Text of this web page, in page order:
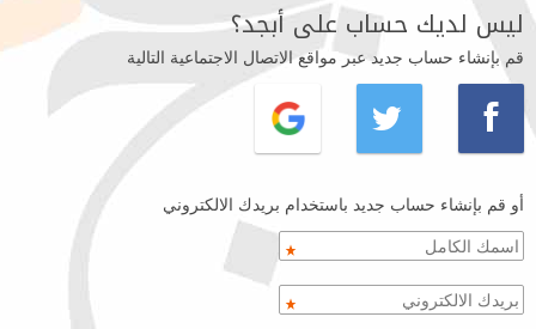
ليس لديك حساب على أبجد؟
قم بإنشاء حساب جديد عبر مواقع الاتصال الاجتماعية التالية
أو قم بإنشاء حساب جديد باستخدام بريدك الالكتروني